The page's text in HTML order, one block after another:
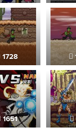
1728
1651